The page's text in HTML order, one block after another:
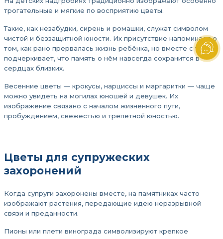
трогательные и мягкие по восприятию цветы.
Такие, как незабудки, сирень и ромашки, служат символом
чистой и беззащитной юности. Их присутствие напоминает о
том, как рано прервалась жизнь ребёнка, но вместе с тем
подчеркивает, что память о нём навсегда сохранится в
сердцах близких.
Весенние цветы — крокусы, нарциссы и маргаритки — чаще
можно увидеть на могилах юношей и девушек. Их
изображение связано с началом жизненного пути,
пробуждением, свежестью и трепетной юностью.
Цветы для супружеских
захоронений
Когда супруги захоронены вместе, на памятниках часто
изображают растения, передающие идею неразрывной
связи и преданности.
Пионы или плети винограда символизируют крепкое